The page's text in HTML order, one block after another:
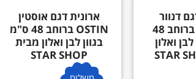
דנוור
DENVER ברוחב 48
ואלון
ארונית דגם אוסטין
OSTIN ברוחב 48 ס"מ
בגוון לבן ואלון מבית
STAR SHOP